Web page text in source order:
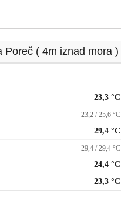
( 4m iznad mora )
23,3 °C
23,2 / 25,6 °C
29,4 °C
29,4 / 29,4 °C
24,4 °C
23,3 °C